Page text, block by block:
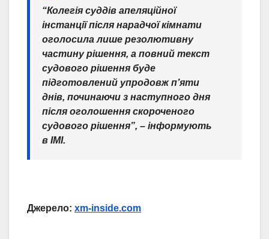
“Колегія суддів апеляційної
інстанції після нарадчої кімнати
оголосила лише резолютивну
частину рішення, а повний текст
судового рішення буде
підготовлений упродовж п’яти
днів, починаючи з наступного дня
після оголошення скороченого
судового рішення”, – інформують
в ІМІ.
Джерело: xm-inside.com